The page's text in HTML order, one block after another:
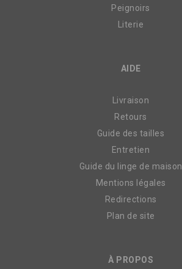
Peignoirs
Literie
AIDE
Livraison
Retours
Guide des tailles
Entretien
Guide du linge de maison
Mentions légales
Redirections
Plan de site
À PROPOS